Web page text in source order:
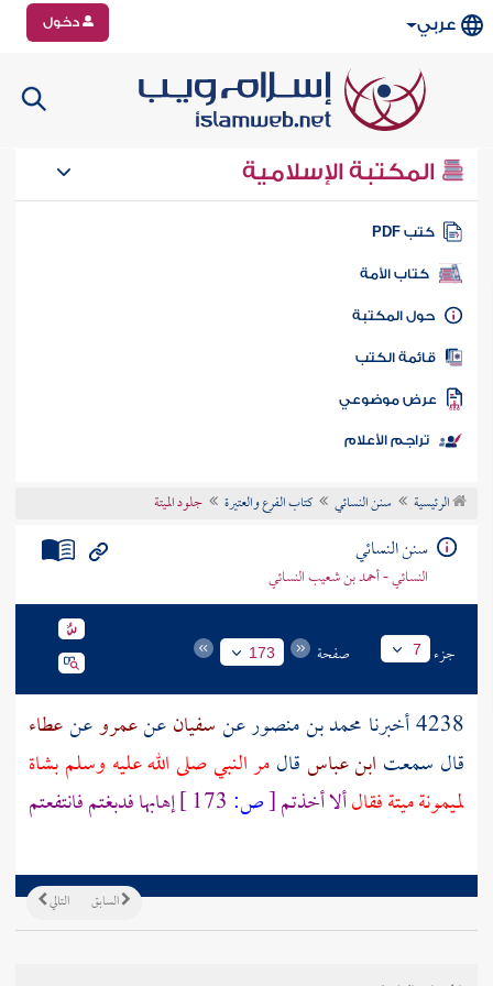
عربي دخول
المكتبة الإسلامية
كتب PDF
كتاب الأمة
المكتبة
الكتب
موضوعي
تراجم الأعلام
الرئيسية سنن النسائي كتاب الفرع والعتيرة جلود الميتة
سنن النسائي
النسائي - أحمد بن شعيب النسائي
جزء 7 صفحة 173
4238 أخبرنا محمد بن منصورعنسفيانعنعمروعنعطاء
قال سمعت ابن عباسقالمر النبي صلى الله عليه وسلم بشاة
لميمونةميتة فقالألا أخذتم[ص: إهابها فدبغتم فانتفعتم
التالي السابق